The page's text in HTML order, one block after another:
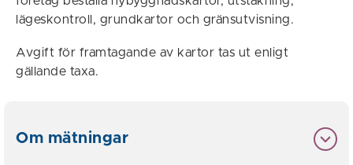
lägeskontroll, grundkartor och gränsutvisning.
Avgift för framtagande av kartor tas ut enligt
gällande taxa.
Om mätningar